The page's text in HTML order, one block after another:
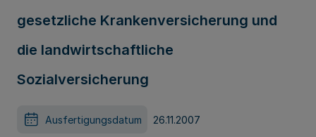
gesetzliche Krankenversicherung und
die landwirtschaftliche
Sozialversicherung
Ausfertigungsdatum 26.11.2007